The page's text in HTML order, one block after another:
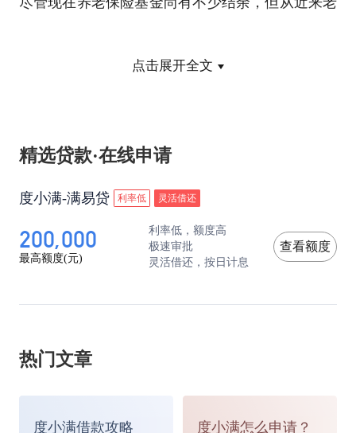
未来存在支付危机。但这样的“危机”，是建立在目
个问题及时作出调整和改革，养老保险的未来当然
不一定这样悲观。
未来养老金涨幅的高低，是要看养老保险基金的支
立基本养老金正常调整机制。根据职工平均工资增
平”。由此分析一下2018年的养老金5%的涨幅：
点击展开全文
精选贷款·在线申请
度小满-满易贷 利率低 灵活借还
200,000
最高额度(元)
利率低，额度高
极速审批
灵活借还，按日计息
查看额度
热门文章
度小满借款攻略 度小满怎么申请？